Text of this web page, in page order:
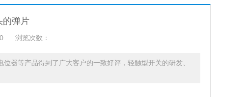
的弹片
浏览次数：
器等产品得到了广大客户的一致好评，轻触型开关的研发、